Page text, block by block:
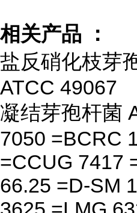
相关产品 ：
盐反硝化枝芽
ATCC 49067
凝结芽孢杆菌
7050 =BCRC
=CCUG 7417
66.25 =D-SM